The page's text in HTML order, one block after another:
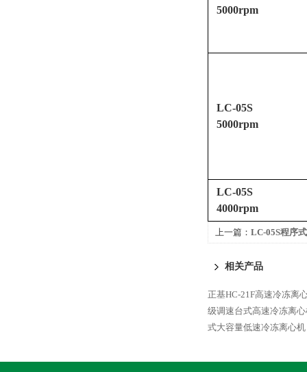
5000rpm
LC-05S
5000rpm
LC-05S
4000rpm
上一篇： LC-05S程序
相关产品
正基HC-21F高速冷冻离
级调速台式高速冷冻离
式大容量低速冷冻离心机